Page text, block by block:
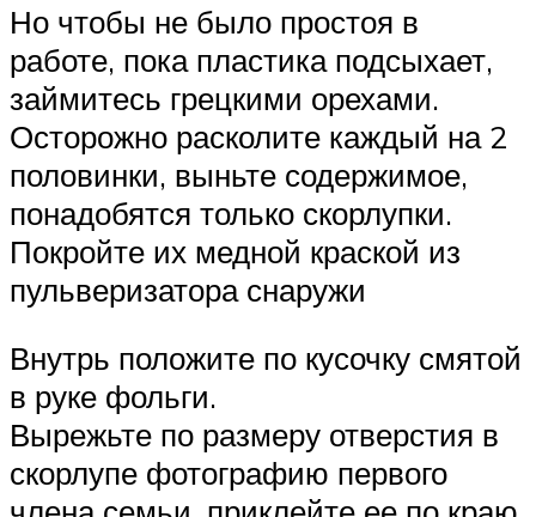
Но чтобы не было простоя в
работе, пока пластика подсыхает,
займитесь грецкими орехами.
Осторожно расколите каждый на 2
половинки, выньте содержимое,
понадобятся только скорлупки.
Покройте их медной краской из
пульверизатора снаружи
Внутрь положите по кусочку смятой
в руке фольги.
Вырежьте по размеру отверстия в
скорлупе фотографию первого